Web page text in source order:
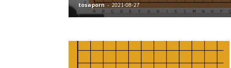
tosaporn - 2021-08-27